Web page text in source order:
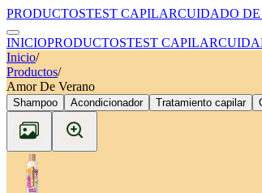
PRODUCTOSTEST CAPILARCUIDADO DE
INICIOPRODUCTOSTEST CAPILAR
Inicio/
Productos/
Amor De Verano
Shampoo Acondicionador Tratamiento capilar